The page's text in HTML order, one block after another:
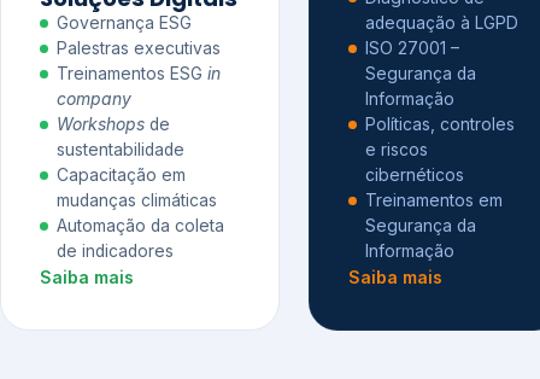
Governança ESG
Palestras executivas
Treinamentos ESG in
company
Workshops de
sustentabilidade
Capacitação em
mudanças climáticas
Automação da coleta
de indicadores
Saiba mais
adequação à LGPD
ISO 27001 –
Segurança da
Informação
Políticas, controles
e riscos
cibernéticos
Treinamentos em
Segurança da
Informação
Saiba mais